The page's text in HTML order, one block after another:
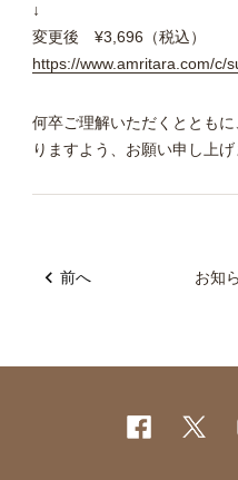
↓
変更後 ¥3,696 （税込）
https://www.amritara.com/c/
何卒ご理解いただくととも
りますよう、お願い申し上げ
前へ お知